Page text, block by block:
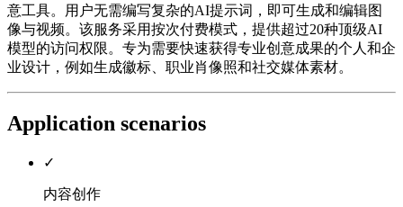
意工具。用户无需编写复杂的AI提示词，即可生成和编辑图
像与视频。该服务采用按次付费模式，提供超过20种顶级AI
模型的访问权限。专为需要快速获得专业创意成果的个人和企
业设计，例如生成徽标、职业肖像照和社交媒体素材。
Application scenarios
✓
内容创作